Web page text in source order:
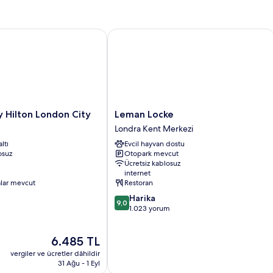
Hilton London City
mevcut
Güncel
fiyat:
6.485 TL
6.485 TL
vergiler ve ücretler dâhildir
31 Ağu - 1 Eyl
London City
Leman
Locke
Londra
Kent
Merkezi
Leman Locke
Londra Kent Merkezi
Evcil hayvan dostu
Otopark mevcut
Ücretsiz kablosuz
internet
Restoran
10
üzerinden
9,0 Harika
1.023 yorum
Leman Locke